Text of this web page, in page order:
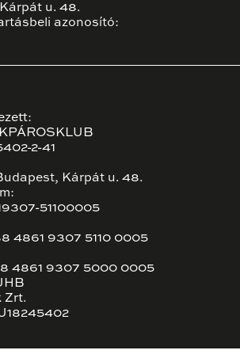
u. 48.
azonosító:
2-41
Kárpát u. 48.
51100005
4861 9307 5110 0005
4861 9307 5000 0005
Zrt.